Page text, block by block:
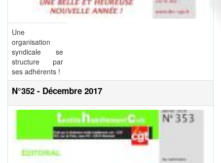
Une
organisation
syndicale se
structure par
ses adhérents !
N°352 - Décembre 2017